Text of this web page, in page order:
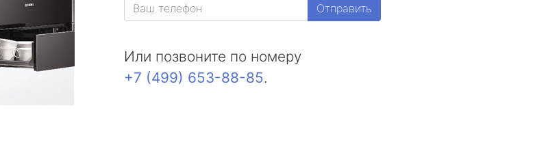
Отправить
Или позвоните по номеру
+7 (499) 653-88-85.